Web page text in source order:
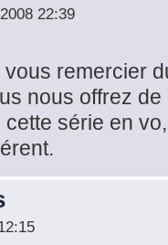
22:39
remercier
nous offrez
série en